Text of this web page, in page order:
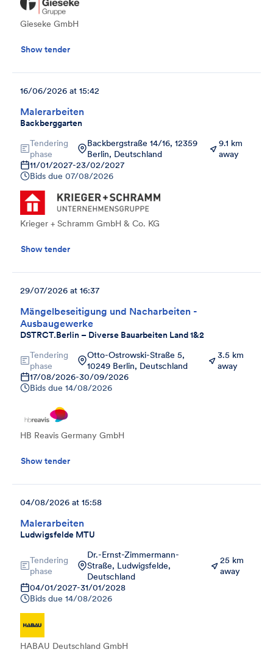
Gieseke GmbH
Show tender
Malerarbeiten
Backberggarten
16/06/2026 at 15:42
Tendering
phase
Backbergstraße 14/16, 12359
Berlin, Deutschland
9.1 km
away
11/01/2027-23/02/2027
Bids due 07/08/2026
Krieger + Schramm GmbH & Co. KG
Show tender
Mängelbeseitigung und Nacharbeiten -
Ausbaugewerke
DSTRCT.Berlin – Diverse Bauarbeiten Land 1&2
29/07/2026 at 16:37
Tendering
phase
Otto-Ostrowski-Straße 5,
10249 Berlin, Deutschland
3.5 km
away
17/08/2026-30/09/2026
Bids due 14/08/2026
HB Reavis Germany GmbH
Show tender
Malerarbeiten
Ludwigsfelde MTU
04/08/2026 at 15:58
Tendering
phase
Dr.-Ernst-Zimmermann-
Straße, Ludwigsfelde,
Deutschland
25 km
away
04/01/2027-31/01/2028
Bids due 14/08/2026
HABAU Deutschland GmbH